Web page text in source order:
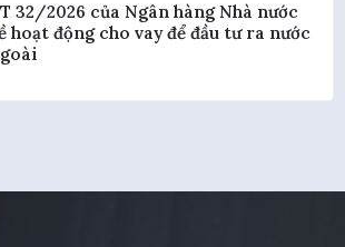
32/2026 của Ngân hàng Nhà nước
hoạt động cho vay để đầu tư ra nước